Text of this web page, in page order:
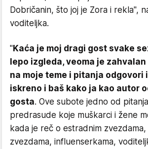
Dobričanin, što joj je Zora i rekla",
voditeljka.
"Kaća je moj dragi gost svake
lepo izgleda, veoma je
na moje teme i pitanja odgovori
iskreno i baš kako ja kao autor
gosta. Ove subote jedno od
predrasude koje muškarci i žene
kada je reč o estradnim zvezdama,
zvezdama, influenserkama,